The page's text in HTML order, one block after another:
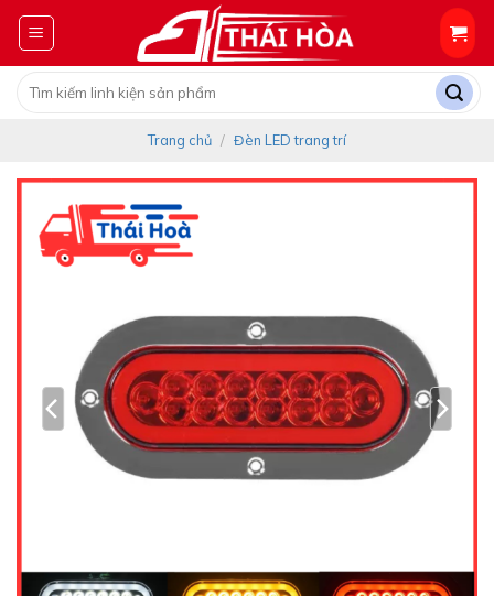
Skip
content
kiếm:
Trang chủ / Đèn LED trang trí